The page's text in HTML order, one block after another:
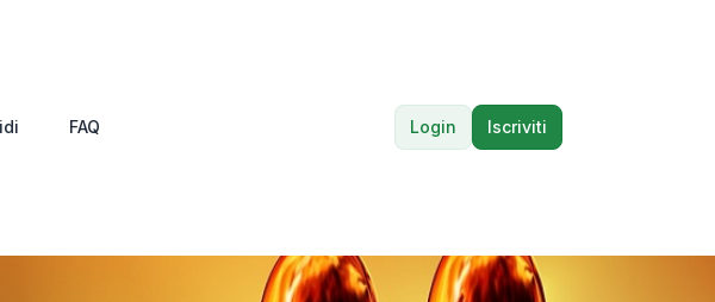
FAQ Login Iscriviti